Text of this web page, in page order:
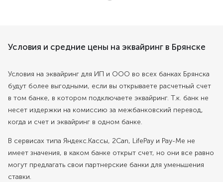
Условия и средние цены на эквайринг в Брянске
Условия на эквайринг для ИП и ООО во всех банках Брянска
будут более выгодными, если вы открываете расчетный счет
в том банке, в котором подключаете эквайринг. Т.к. банк не
несет издержки на комиссию за межбанковский перевод,
когда и счет и эквайринг в одном банке.
В сервисах типа Яндекс.Кассы, 2Can, LifePay и Pay-Me не
имеет значения, в каком банке открыт счет, но они все равно
могут предлагать свои партнерские банки для уменьшения
ставки.